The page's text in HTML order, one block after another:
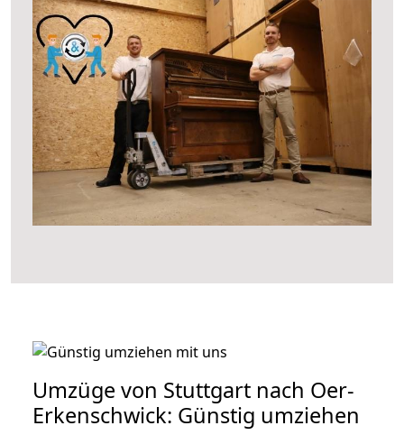
Umzüge von Stuttgart nach Oer-
Erkenschwick: Günstig umziehen